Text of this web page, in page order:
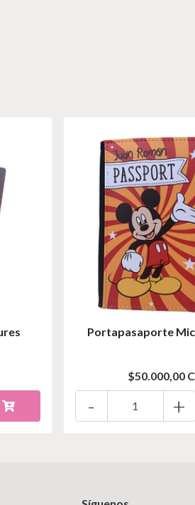
Portapasaporte
$50.000,00
+
-